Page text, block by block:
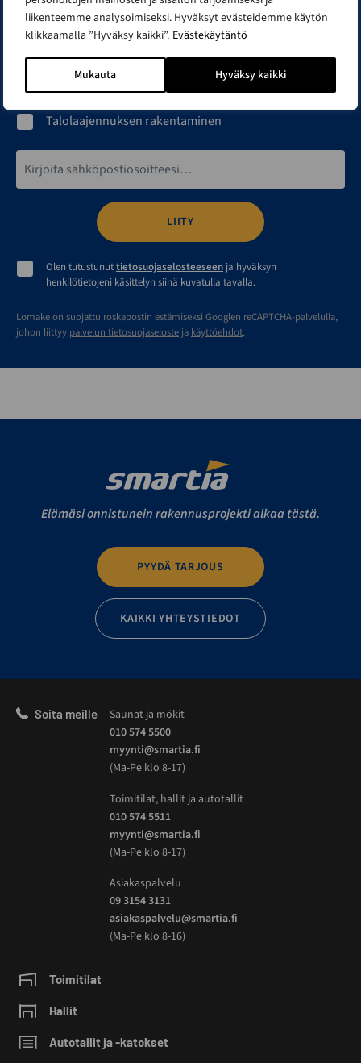
liikenteemme analysoimiseksi. Hyväksyt evästeidemme käytön
klikkaamalla ”Hyväksy kaikki”. Evästekäytäntö
Mukauta Hyväksy kaikki
Pihasaunan hankkiminen
Autotallin tai katoksen rakentaminen
Mökin tai huvilan rakentaminen
Aitan tai varaston rakentaminen
Talolaajennuksen rakentaminen
Sähköpostiosoite*
Olen tutustunuttietosuojaselosteeseen ja hyväksyn
henkilötietojeni käsittelyn siinä kuvatulla tavalla.
Lomake on suojattu roskapostin estämiseksi Googlen reCAPTCHA-palvelulla,
johon liittyy palvelun tietosuojaseloste ja käyttöehdot.
Elämäsi onnistunein rakennusprojekti alkaa tästä.
PYYDÄ TARJOUS
KAIKKI YHTEYSTIEDOT
Soita meille
Saunat ja mökit
010 574 5500
myynti@smartia.fi
(Ma-Pe klo 8-17)
Toimitilat, hallit ja autotallit
010 574 5511
myynti@smartia.fi
(Ma-Pe klo 8-17)
Asiakaspalvelu
09 3154 3131
asiakaspalvelu@smartia.fi
(Ma-Pe klo 8-16)
Toimitilat
Hallit
Autotallit ja -katokset